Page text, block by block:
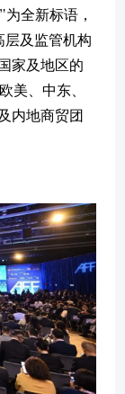
全新标语，
及监管机构
家及地区的
美、中东、
内地商贸团